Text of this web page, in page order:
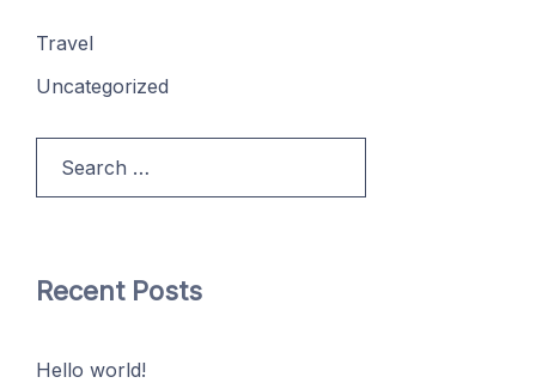
Travel
Uncategorized
for:
Recent Posts
Hello world!